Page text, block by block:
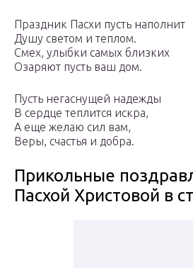
Праздник Пасхи пусть наполнит
Душу светом и теплом.
Смех, улыбки самых близких
Озаряют пусть ваш дом.
Пусть негаснущей надежды
В сердце теплится искра,
А еще желаю сил вам,
Веры, счастья и добра.
Прикольные
Пасхой Христовой в